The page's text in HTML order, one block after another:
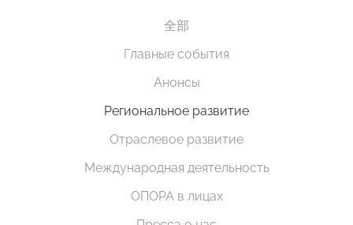
全部
Главные события
Анонсы
Региональное развитие
Отраслевое развитие
Международная деятельность
ОПОРА в лицах